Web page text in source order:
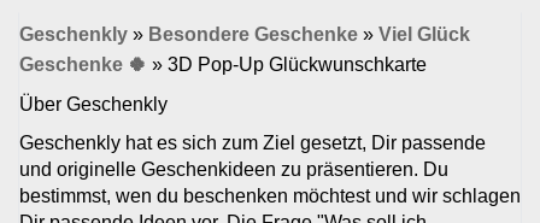
Geschenkly » Besondere Geschenke » Viel Glück
Geschenke 🍀 » 3D Pop-Up Glückwunschkarte
Über Geschenkly
Geschenkly hat es sich zum Ziel gesetzt, Dir passende
und originelle Geschenkideen zu präsentieren. Du
bestimmst, wen du beschenken möchtest und wir schlagen